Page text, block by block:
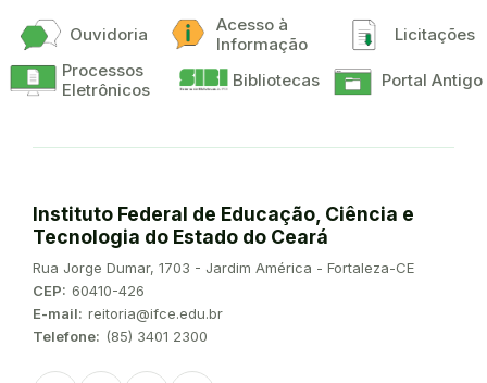
Ouvidoria
Acesso à
Informação
Licitações
Processos
Eletrônicos
Bibliotecas Portal Antigo
Instituto Federal de Educação, Ciência e
Tecnologia do Estado do Ceará
Endereço:
Rua Jorge Dumar, 1703 - Jardim América - Fortaleza-CE
CEP: 60410-426
E-mail: reitoria@ifce.edu.br
Telefone: (85) 3401 2300